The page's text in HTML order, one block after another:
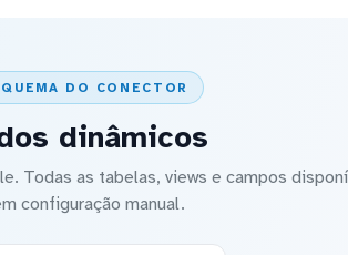
DO CONECTOR
dinâmicos
Todas as tabelas, views e campos
configuração manual.